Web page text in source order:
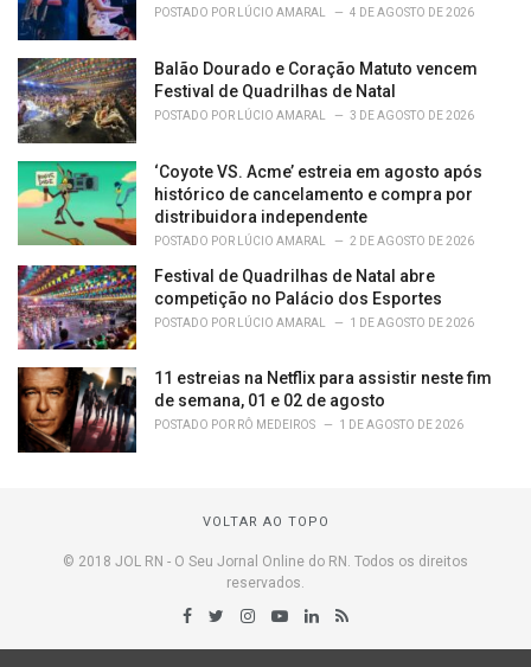
POSTADO POR LÚCIO AMARAL 4 DE AGOSTO DE 2026
Balão Dourado e Coração Matuto vencem
Festival de Quadrilhas de Natal
POSTADO POR LÚCIO AMARAL 3 DE AGOSTO DE 2026
‘Coyote VS. Acme’ estreia em agosto após
histórico de cancelamento e compra por
distribuidora independente
POSTADO POR LÚCIO AMARAL 2 DE AGOSTO DE 2026
Festival de Quadrilhas de Natal abre
competição no Palácio dos Esportes
POSTADO POR LÚCIO AMARAL 1 DE AGOSTO DE 2026
11 estreias na Netflix para assistir neste fim
de semana, 01 e 02 de agosto
POSTADO POR RÔ MEDEIROS 1 DE AGOSTO DE 2026
VOLTAR AO TOPO
© 2018 JOL RN - O Seu Jornal Online do RN. Todos os direitos
reservados.